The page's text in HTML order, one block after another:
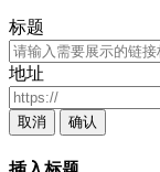
标题
地址
取消 确认